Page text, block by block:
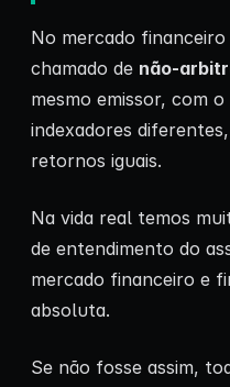
No mercado
chamado de não-
mesmo emissor, com
indexadores
retornos iguais.
Na vida real temos
de entendimento do
mercado financeiro e
absoluta.
Se não fosse assim,